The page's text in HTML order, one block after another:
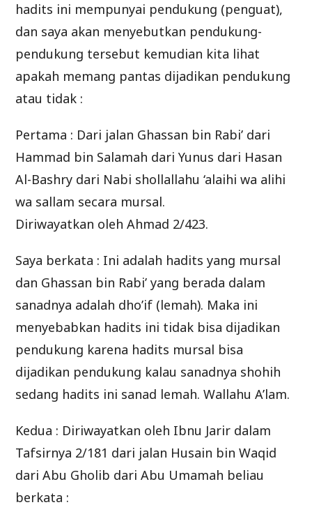
hadits ini mempunyai pendukung (penguat),
dan saya akan menyebutkan pendukung-
pendukung tersebut kemudian kita lihat
apakah memang pantas dijadikan pendukung
atau tidak :
Pertama : Dari jalan Ghassan bin Rabi’ dari
Hammad bin Salamah dari Yunus dari Hasan
Al-Bashry dari Nabi shollallahu ‘alaihi wa alihi
wa sallam secara mursal.
Diriwayatkan oleh Ahmad 2/423.
Saya berkata : Ini adalah hadits yang mursal
dan Ghassan bin Rabi’ yang berada dalam
sanadnya adalah dho’if (lemah). Maka ini
menyebabkan hadits ini tidak bisa dijadikan
pendukung karena hadits mursal bisa
dijadikan pendukung kalau sanadnya shohih
sedang hadits ini sanad lemah. Wallahu A’lam.
Kedua : Diriwayatkan oleh Ibnu Jarir dalam
Tafsirnya 2/181 dari jalan Husain bin Waqid
dari Abu Gholib dari Abu Umamah beliau
berkata :